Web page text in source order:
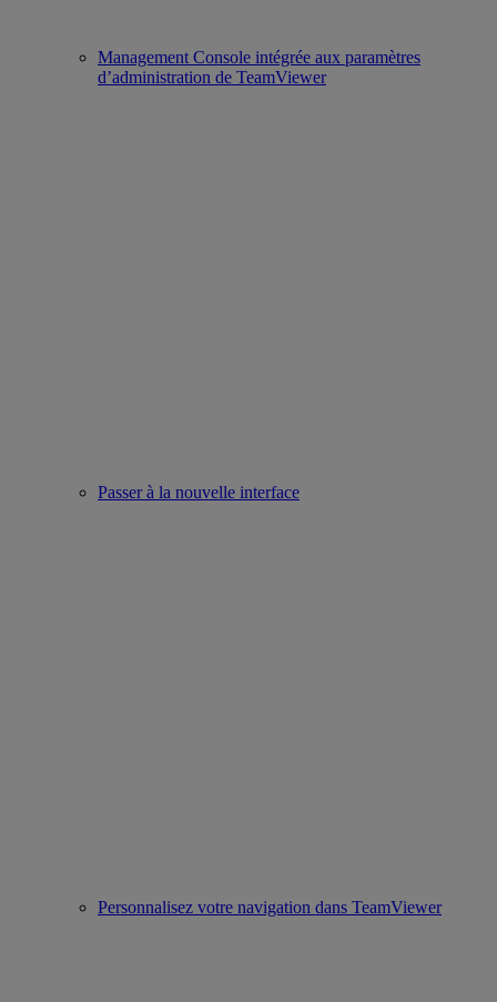
Management Console intégrée aux paramètres
d’administration de TeamViewer
Passer à la nouvelle interface
Personnalisez votre navigation dans TeamViewer